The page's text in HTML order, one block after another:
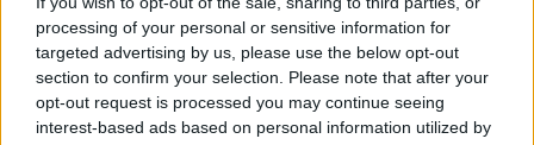
processing of your personal or sensitive information for
targeted advertising by us, please use the below opt-out
section to confirm your selection. Please note that after your
opt-out request is processed you may continue seeing
interest-based ads based on personal information utilized by
φόρουμ,
αν θέλεις να συμμετέχεις ενεργά στις συζητήσεις
του φόρουμ ή να δημιουργείς τα δικά σου θέματα,
θα πρέπει πρώτα να συνδεθείς στο παιχνίδι. Αν
δεν έχεις ήδη λογαριασμό παιχνιδιού, κάνε